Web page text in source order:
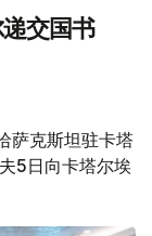
交国书
萨克斯坦驻卡塔
5日向卡塔尔埃